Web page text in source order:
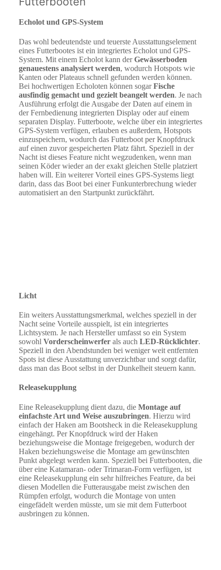
Echolot und GPS-System
Das wohl bedeutendste und teuerste Ausstattungselement
eines Futterbootes ist ein integriertes Echolot und GPS-
System. Mit einem Echolot kann derGewässerboden
genauestens analysiert werden, wodurch Hotspots wie
Kanten oder Plateaus schnell gefunden werden können.
Bei hochwertigen Echoloten können sogarFische
ausfindig gemacht und gezielt beangelt werden. Je nach
Ausführung erfolgt die Ausgabe der Daten auf einem in
der Fernbedienung integrierten Display oder auf einem
separaten Display. Futterboote, welche über ein integriertes
GPS-System verfügen, erlauben es außerdem, Hotspots
einzuspeichern, wodurch das Futterboot per Knopfdruck
auf einen zuvor gespeicherten Platz fährt. Speziell in der
Nacht ist dieses Feature nicht wegzudenken, wenn man
seinen Köder wieder an der exakt gleichen Stelle platziert
haben will. Ein weiterer Vorteil eines GPS-Systems liegt
darin, dass das Boot bei einer Funkunterbrechung wieder
automatisiert an den Startpunkt zurückfährt.
Licht
Ein weiters Ausstattungsmerkmal, welches speziell in der
Nacht seine Vorteile ausspielt, ist ein integriertes
Lichtsystem. Je nach Hersteller umfasst so ein System
sowohl Vorderscheinwerfer als auch LED-Rücklichter.
Speziell in den Abendstunden bei weniger weit entfernten
Spots ist diese Ausstattung unverzichtbar und sorgt dafür,
dass man das Boot selbst in der Dunkelheit steuern kann.
Releasekupplung
Eine Releasekupplung dient dazu, die Montage auf
einfachste Art und Weise auszubringen. Hierzu wird
einfach der Haken am Bootsheck in die Releasekupplung
eingehängt. Per Knopfdruck wird der Haken
beziehungsweise die Montage freigegeben, wodurch der
Haken beziehungsweise die Montage am gewünschten
Punkt abgelegt werden kann. Speziell bei Futterbooten, die
über eine Katamaran- oder Trimaran-Form verfügen, ist
eine Releasekupplung ein sehr hilfreiches Feature, da bei
diesen Modellen die Futterausgabe meist zwischen den
Rümpfen erfolgt, wodurch die Montage von unten
eingefädelt werden müsste, um sie mit dem Futterboot
ausbringen zu können.